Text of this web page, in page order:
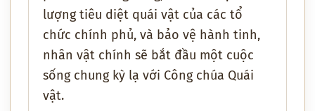
lượng tiêu diệt quái vật của các tổ
chức chính phủ, và bảo vệ hành tinh,
nhân vật chính sẽ bắt đầu một cuộc
sống chung kỳ lạ với Công chúa Quái
vật.